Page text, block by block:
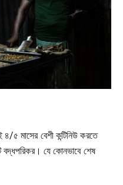
মাসের বেশী কন্টিনিউ করতে
বদ্ধপরিকর। যে কোনভাবে শেষ